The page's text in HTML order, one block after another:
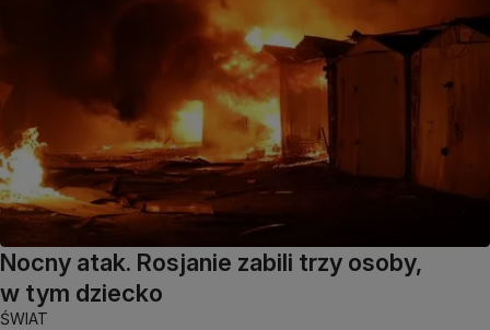
Nocny atak. Rosjanie zabili trzy osoby,
w tym dziecko
ŚWIAT